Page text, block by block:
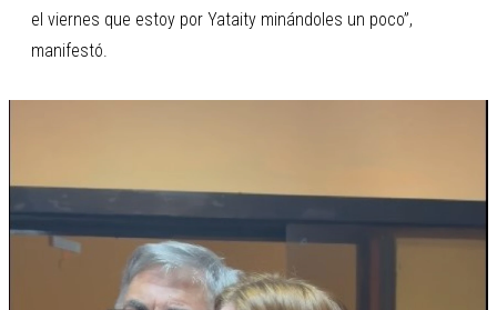
el viernes que estoy por Yataity minándoles un poco”,
manifestó.